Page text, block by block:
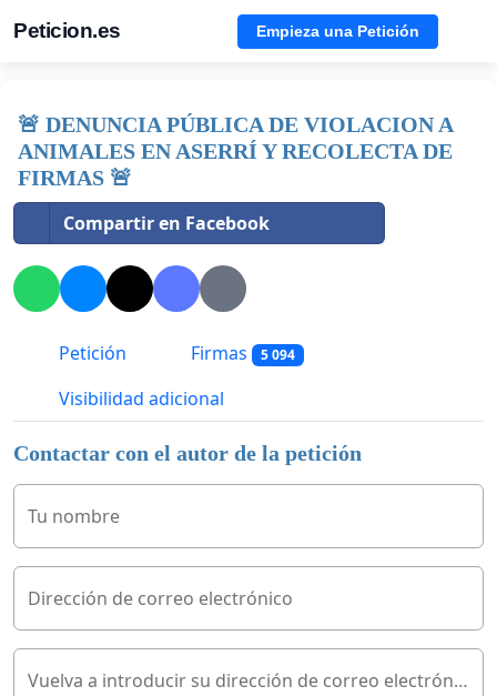
Peticion.es Empieza una Petición
🚨 DENUNCIA PÚBLICA DE VIOLACION A
ANIMALES EN ASERRÍ Y RECOLECTA DE
FIRMAS 🚨
Compartir en Facebook
Petición Firmas 5 094
Visibilidad adicional
Contactar con el autor de la petición
Tu nombre
Dirección de correo electrónico
Vuelva a introducir su dirección de correo electrónico